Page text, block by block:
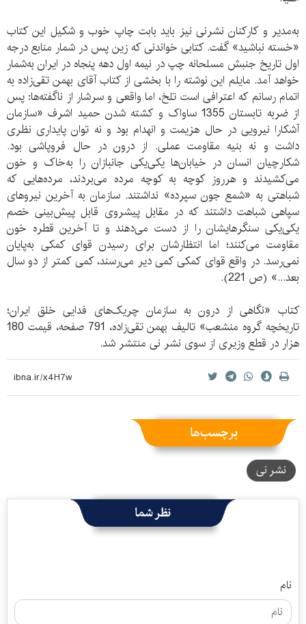
به‌مدیر و کارکنان نشرنی نیز باید بابت چاپ خوب و شکیل این کتاب
«خسته نباشید» گفت. کتابی خواندنی که زین پس در شمار منابع درجه
اول تاریخ جنبش مسلحانه چپ در نیمه اول دهه پنجاه در ایران به‌شمار
خواهد آمد. مایلم این نوشته را با بخشی از کتاب آقای بهمن تقی‌زاده به
اتمام رسانم که اعترافی است تلخ، اما واقعی و سرشار از ناگفته‌ها: پس
از ضربه تابستان 1355 ساواک و کشته شدن حمید اشرف «سازمان
آشکارا نیرویی در حال هزیمت و انهدام بود و نه توان پایداری نظری
داشت و نه بنیه مقاومت عملی. از درون در حال فروپاشی بود.
شکارچیان انسان در خیابان‌ها یکی‌یکی جانبازان را به‌خاک و خون
می‌کشیدند و هرروز کوچه به کوچه مرده می‌بردند، مرده‌هایی که
شباهتی به «شمع جون سپرده» نداشتند. سازمان به آخرین نیروهای
سپاهی شباهت داشتند که در مقابل پیشروی قابل پیش‌بینی خصم
یکی‌یکی سنگرهایشان را از دست می‌دهند و تا آخرین قطره خون
مقاومت می‌کنند؛ اما انتظارشان برای رسیدن قوای کمکی به‌پایان
نمی‌رسد. در واقع قوای کمکی کمی دیر می‌رسند، کمی کمتر از دو سال
بعد...» (ص 221).
کتاب «نگاهی از درون به سازمان چریک‌های فدایی خلق ایران؛
تاریخچه گروه منشعب» تالیف بهمن تقی‌زاده، 791 صفحه، قیمت 180
هزار در قطع وزیری از سوی نشر نی منتشر شد.
برچسب‌ها
نشر نی
نظر شما
نام